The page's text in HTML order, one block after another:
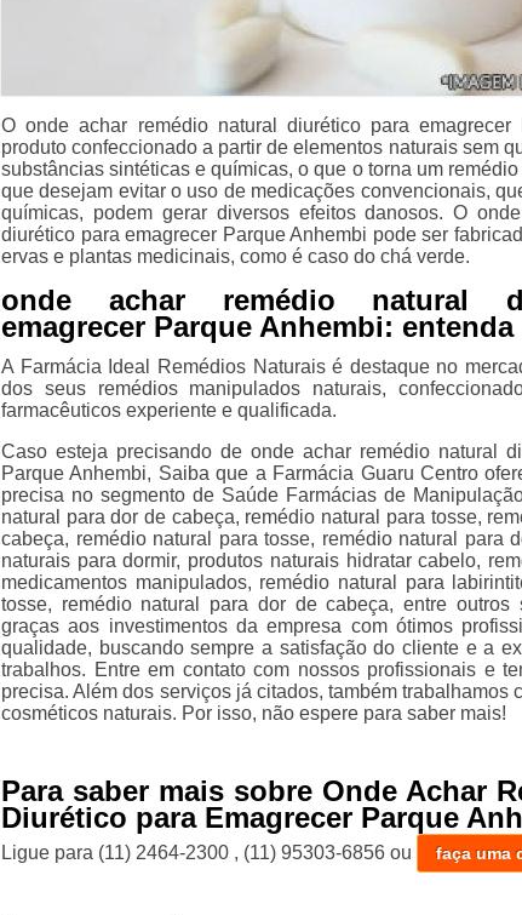
O onde achar remédio natural diurético para
produto confeccionado a partir de elementos naturais sem
substâncias sintéticas e químicas, o que o torna um
que desejam evitar o uso de medicações convencionais,
químicas, podem gerar diversos efeitos danosos. O
diurético para emagrecer Parque Anhembi pode ser
ervas e plantas medicinais, como é caso do chá verde.
onde achar remédio natural
emagrecer Parque Anhembi: entenda
A Farmácia Ideal Remédios Naturais é destaque no
dos seus remédios manipulados naturais,
farmacêuticos experiente e qualificada.
Caso esteja precisando de onde achar remédio natural
Parque Anhembi, Saiba que a Farmácia Guaru Centro
precisa no segmento de Saúde Farmácias de
natural para dor de cabeça, remédio natural para tosse,
cabeça, remédio natural para tosse, remédio natural para
naturais para dormir, produtos naturais hidratar cabelo,
medicamentos manipulados, remédio natural para
tosse, remédio natural para dor de cabeça, entre outros
graças aos investimentos da empresa com ótimos
qualidade, buscando sempre a satisfação do cliente e a
trabalhos. Entre em contato com nossos profissionais e
precisa. Além dos serviços já citados, também trabalhamos
cosméticos naturais. Por isso, não espere para saber mais!
Para saber mais sobre Onde Achar
Diurético para Emagrecer Parque
Ligue para (11) 2464-2300 , (11) 95303-6856 ou faça uma